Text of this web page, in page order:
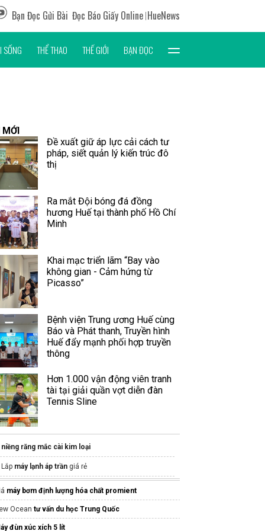
Bạn Đọc Gửi Bài Đọc Báo Giấy Online HueNews
SỐNG THỂ THAO THẾ GIỚI BẠN ĐỌC
Đề xuất giữ áp lực cải cách tư
pháp, siết quản lý kiến trúc đô
thị
Ra mắt Đội bóng đá đồng
hương Huế tại thành phố Hồ Chí
Minh
Khai mạc triển lãm “Bay vào
không gian - Cảm hứng từ
Picasso”
Bệnh viện Trung ương Huế cùng
Báo và Phát thanh, Truyền hình
Huế đẩy mạnh phối hợp truyền
thông
Hơn 1.000 vận động viên tranh
tài tại giải quần vợt diễn đàn
Tennis Sline
niềng răng mắc cài kim loại
Lắp máy lạnh áp trần giá rẻ
Sorellabeauty spa
Lưu ý thi công hệ thống làm mát
ViDental -Trồng răng Implant không đau
máy bơm định lượng hóa chất promient
Ocean tư vấn du học Trung Quốc
đùn xúc xích 5 lít